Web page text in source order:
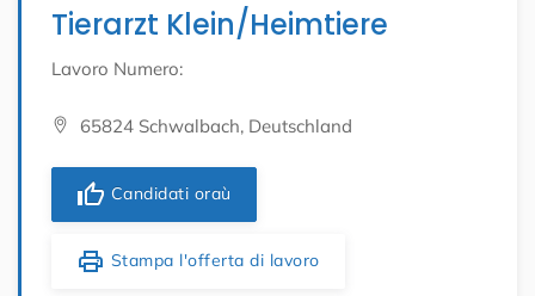
Tierarzt Klein/Heimtiere
Lavoro Numero:
65824 Schwalbach, Deutschland
thumb_up Candidati oraù
print Stampa l'offerta di lavoro